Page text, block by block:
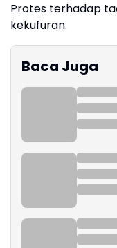
Protes terhadap
kekufuran.
Baca Juga